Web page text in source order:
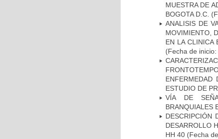
MUESTRA DE
BOGOTA D.C.
ANALISIS DE
MOVIMIENTO,
EN LA CLINICA
(Fecha de
ENFERMEDAD
ESTUDIO DE
VÍA DE
BRANQUIALES
DESCRIPCIÓN
DESARROLLO
HH 40 (Fecha